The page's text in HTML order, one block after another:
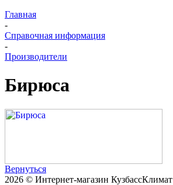
Главная
-
Справочная информация
-
Производители
Бирюса
Вернуться
2026 © Интернет-магазин КузбассКлимат